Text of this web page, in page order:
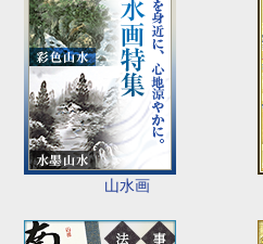
山水画